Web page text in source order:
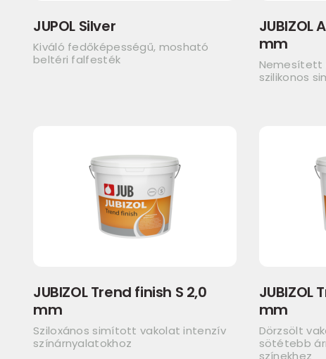
JUPOL Silver
Kiváló fedőképességű, mosható
beltéri falfesték
JUBIZOL
mm
Nemesített
szilikonos
JUBIZOL Trend finish S 2,0
mm
Sziloxános simított vakolat intenzív
színárnyalatokhoz
JUBIZOL
mm
Dörzsölt
sötétebb
színekhez